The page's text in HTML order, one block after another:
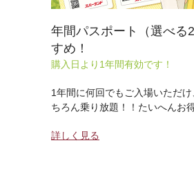
年間パスポート（選べる
すめ！
購入日より1年間有効です！
1年間に何回でもご入場いただ
ちろん乗り放題！！たいへんお
詳しく見る